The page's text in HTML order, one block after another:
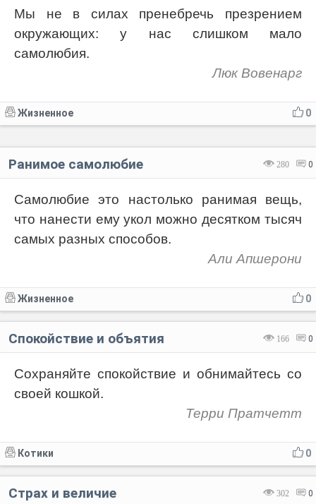
Мы не в силах пренебречь презрением
окружающих: у нас слишком мало
самолюбия.
Люк Вовенарг
0
Жизненное
280 0
Ранимое самолюбие
Самолюбие это настолько ранимая вещь,
что нанести ему укол можно десятком тысяч
самых разных способов.
Али Апшерони
0
Жизненное
166 0
Спокойствие и объятия
Сохраняйте спокойствие и обнимайтесь со
своей кошкой.
Терри Пратчетт
0
Котики
302 0
Страх и величие